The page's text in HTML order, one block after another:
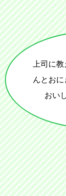
上司に
んとお
おい